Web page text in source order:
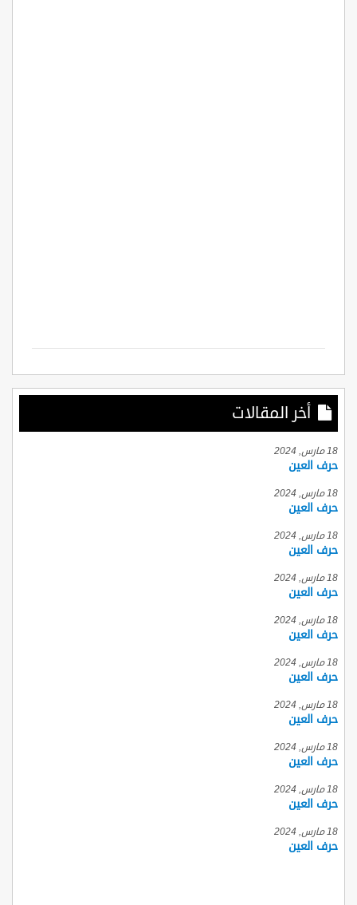
أخر المقالات
18 مارس, 2024
حرف العين
18 مارس, 2024
حرف العين
18 مارس, 2024
حرف العين
18 مارس, 2024
حرف العين
18 مارس, 2024
حرف العين
18 مارس, 2024
حرف العين
18 مارس, 2024
حرف العين
18 مارس, 2024
حرف العين
18 مارس, 2024
حرف العين
18 مارس, 2024
حرف العين